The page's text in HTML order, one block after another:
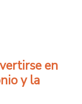
en
y la